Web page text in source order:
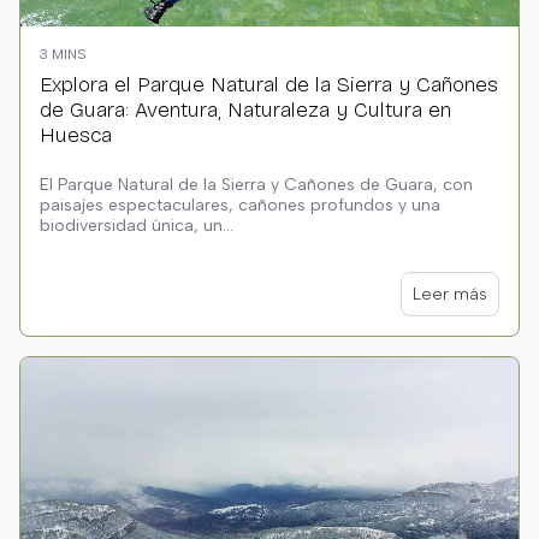
3 MINS
Explora el Parque Natural de la Sierra y Cañones
de Guara: Aventura, Naturaleza y Cultura en
Huesca
El Parque Natural de la Sierra y Cañones de Guara, con
paisajes espectaculares, cañones profundos y una
biodiversidad única, un...
Leer más